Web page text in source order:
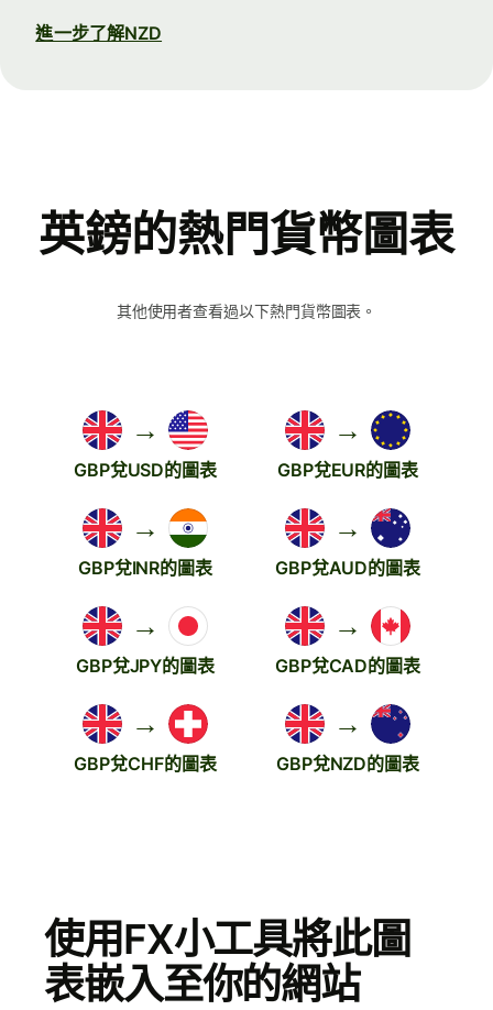
進一步了解NZD
英鎊的熱門貨幣圖表
其他使用者查看過以下熱門貨幣圖表。
→
GBP兌USD的圖表
→
GBP兌EUR的圖表
→
GBP兌INR的圖表
→
GBP兌AUD的圖表
→
GBP兌JPY的圖表
→
GBP兌CAD的圖表
→
GBP兌CHF的圖表
→
GBP兌NZD的圖表
使用FX小工具將此圖
表嵌入至你的網站